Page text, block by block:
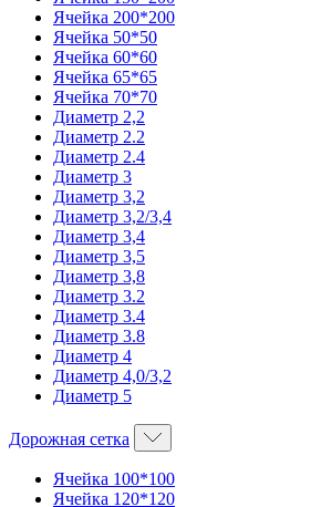
Ячейка 200*200
Ячейка 50*50
Ячейка 60*60
Ячейка 65*65
Ячейка 70*70
Диаметр 2,2
Диаметр 2.2
Диаметр 2.4
Диаметр 3
Диаметр 3,2
Диаметр 3,2/3,4
Диаметр 3,4
Диаметр 3,5
Диаметр 3,8
Диаметр 3.2
Диаметр 3.4
Диаметр 3.8
Диаметр 4
Диаметр 4,0/3,2
Диаметр 5
Дорожная сетка
Ячейка 100*100
Ячейка 120*120